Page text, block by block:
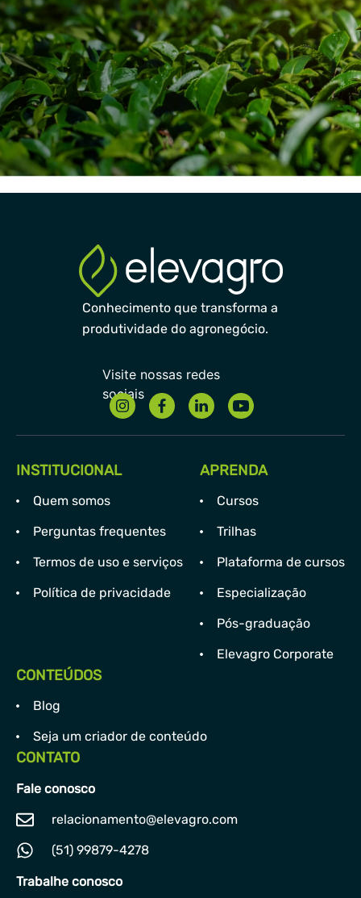
Conhecimento que transforma a
produtividade do agronegócio.
INSTITUCIONAL
Quem somos
Perguntas frequentes
Termos de uso e serviços
Política de privacidade
APRENDA
Cursos
Trilhas
Plataforma de cursos
Especialização
Pós-graduação
Elevagro Corporate
CONTEÚDOS
Blog
Seja um criador de conteúdo
CONTATO
Fale conosco
relacionamento@elevagro.com
(51) 99879-4278
Trabalhe conosco